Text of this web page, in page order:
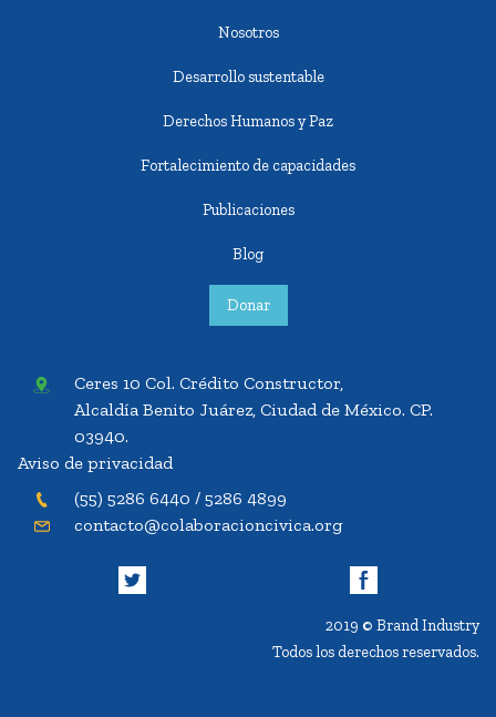
Nosotros
Desarrollo sustentable
Derechos Humanos y Paz
Fortalecimiento de capacidades
Publicaciones
Blog
Donar
2019 © Brand Industry
Todos los derechos reservados.
Ceres 10 Col. Crédito Constructor,
Alcaldía Benito Juárez, Ciudad de México. CP.
03940.
Aviso de privacidad
(55) 5286 6440 / 5286 4899
contacto@colaboracioncivica.org